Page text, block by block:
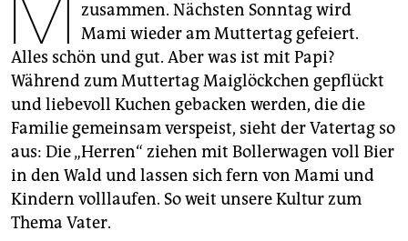
genossenschaft
epaper login
zusammen. Nächsten Sonntag wird
Mami wieder am Muttertag gefeiert.
Alles schön und gut. Aber was ist mit Papi?
Während zum Muttertag Maiglöckchen gepflückt
und liebevoll Kuchen gebacken werden, die die
Familie gemeinsam verspeist, sieht der Vatertag so
aus: Die „Herren“ ziehen mit Bollerwagen voll Bier
in den Wald und lassen sich fern von Mami und
Kindern volllaufen. So weit unsere Kultur zum
Thema Vater.